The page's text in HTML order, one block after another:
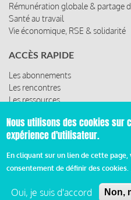
Rémunération globale & partage
Santé au travail
Vie économique, RSE & solidarité
ACCÈS RAPIDE
Les abonnements
Les rencontres
Les ressources
Pied
Nous utilisons des cookies sur
expérience d'utilisateur.
En cliquant sur un lien de cette
consentement de définir des cookies.
Oui, je suis d'accord Non,